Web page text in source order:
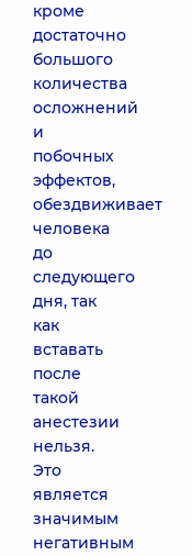
кроме
достаточно
большого
количества
осложнений
и
побочных
эффектов,
обездвиживает
человека
до
следующего
дня, так
как
вставать
после
такой
анестезии
нельзя.
Это
является
значимым
негативным